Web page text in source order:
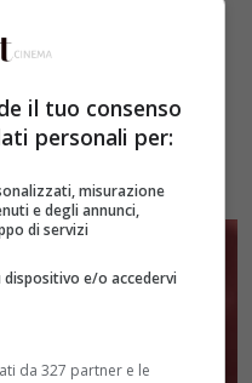
il tuo consenso
personali per:
misurazione
e degli annunci,
di servizi
e/o accedervi
da 327 partner e le